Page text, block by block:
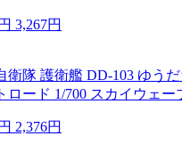
3,267円
衛隊 護衛艦 DD-103 ゆうだ
ロード 1/700 スカイウェー
2,376円